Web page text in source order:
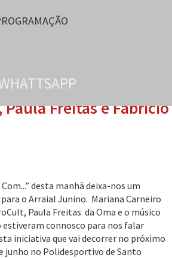
Freitas e Fabrício
Com...” desta manhã deixa-nos um
o Arraial Junino. Mariana Carneiro
Paula Freitas da Oma e o músico
estiveram connosco para nos falar
iniciativa que vai decorrer no próximo
junho no Polidesportivo de Santo